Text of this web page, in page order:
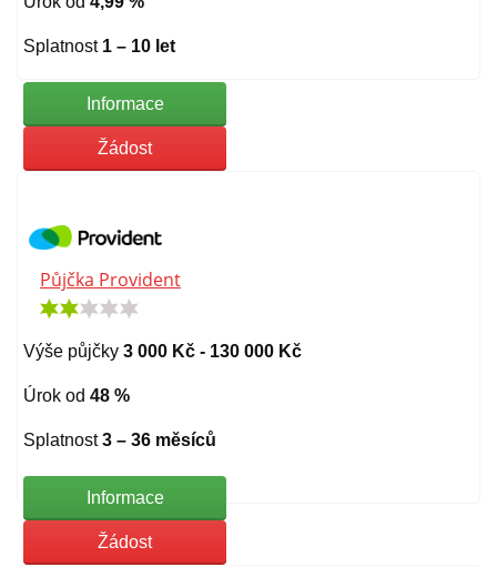
Splatnost 1 – 10 let
Informace
Žádost
Půjčka Provident
Výše půjčky 3 000 Kč - 130 000 Kč
Úrok od 48 %
Splatnost 3 – 36 měsíců
Informace
Žádost